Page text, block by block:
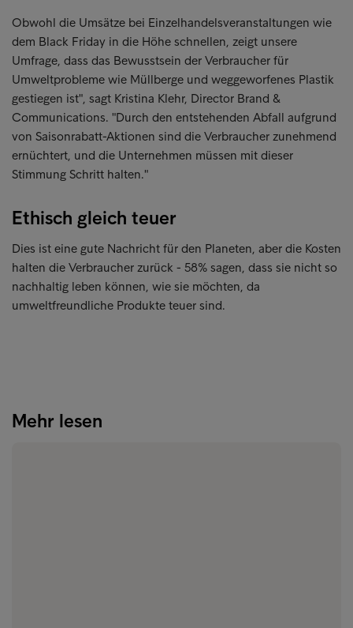
Obwohl die Umsätze bei Einzelhandelsveranstaltungen wie
dem Black Friday in die Höhe schnellen, zeigt unsere
Umfrage, dass das Bewusstsein der Verbraucher für
Umweltprobleme wie Müllberge und weggeworfenes Plastik
gestiegen ist", sagt Kristina Klehr, Director Brand &
Communications. "Durch den entstehenden Abfall aufgrund
von Saisonrabatt-Aktionen sind die Verbraucher zunehmend
ernüchtert, und die Unternehmen müssen mit dieser
Stimmung Schritt halten."
Ethisch gleich teuer
Dies ist eine gute Nachricht für den Planeten, aber die Kosten
halten die Verbraucher zurück - 58% sagen, dass sie nicht so
nachhaltig leben können, wie sie möchten, da
umweltfreundliche Produkte teuer sind.
Mehr lesen